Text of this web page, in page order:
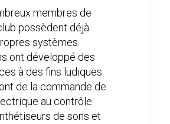
membres de
possèdent déjà
systèmes.
ont développé des
à des fins ludiques.
de la commande de
au contrôle
de sons et